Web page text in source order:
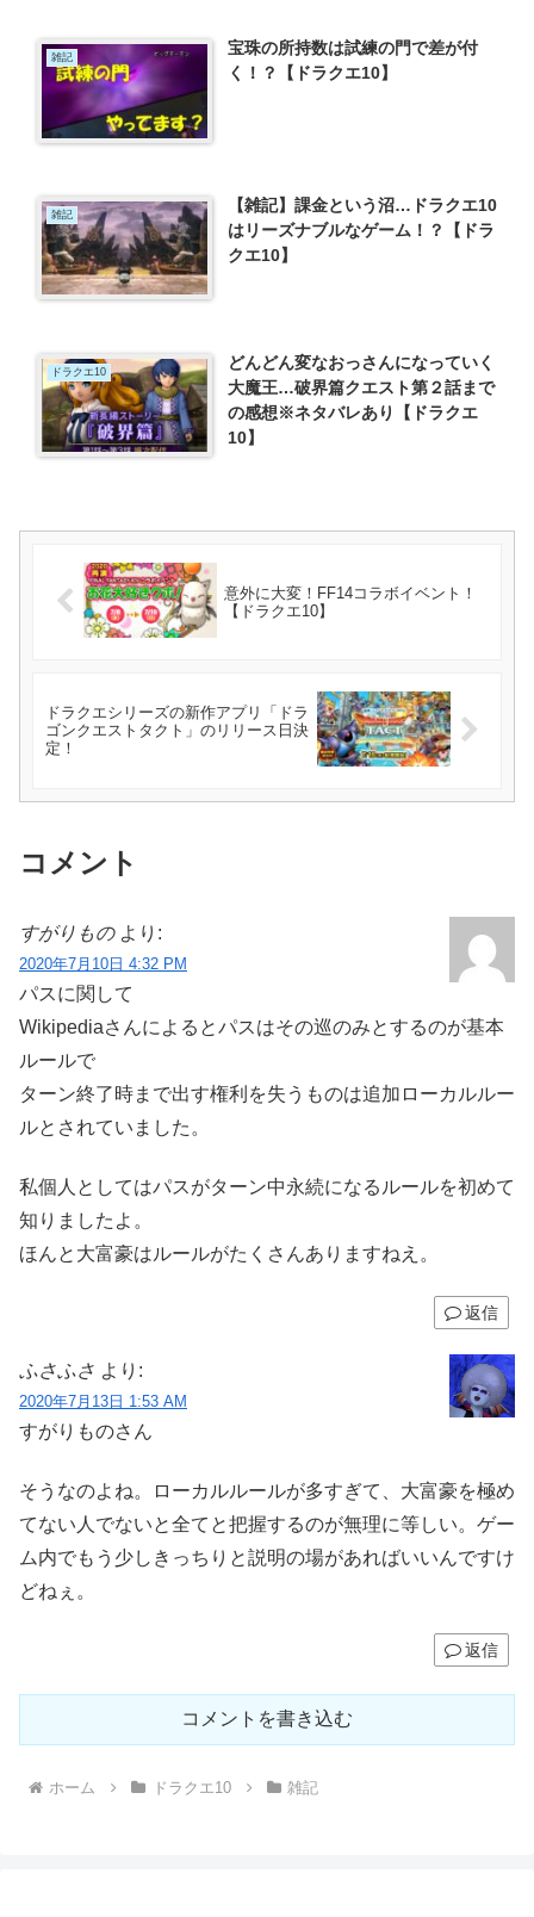
雑記
宝珠の所持数は試練の門で差が付
く！？【ドラクエ10】
雑記
【雑記】課金という沼…ドラクエ10
はリーズナブルなゲーム！？【ドラ
クエ10】
ドラクエ10
どんどん変なおっさんになっていく
大魔王…破界篇クエスト第２話まで
の感想※ネタバレあり【ドラクエ
10】
意外に大変！FF14コラボイベント！
【ドラクエ10】
ドラクエシリーズの新作アプリ「ドラ
ゴンクエストタクト」のリリース日決
定！
コメント
すがりもの より:
2020年7月10日 4:32 PM
パスに関して
Wikipediaさんによるとパスはその巡のみとするのが基本
ルールで
ターン終了時まで出す権利を失うものは追加ローカルルー
ルとされていました。
私個人としてはパスがターン中永続になるルールを初めて
知りましたよ。
ほんと大富豪はルールがたくさんありますねえ。
返信
ふさふさ より:
2020年7月13日 1:53 AM
すがりものさん
そうなのよね。ローカルルールが多すぎて、大富豪を極め
てない人でないと全てと把握するのが無理に等しい。ゲー
ム内でもう少しきっちりと説明の場があればいいんですけ
どねぇ。
返信
コメントを書き込む
ホーム ドラクエ10 雑記